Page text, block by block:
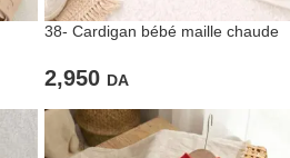
38- Cardigan bébé maille chaude
2,950 DA